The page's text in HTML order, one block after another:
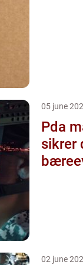
05 june
Pda
sikrer
02 june